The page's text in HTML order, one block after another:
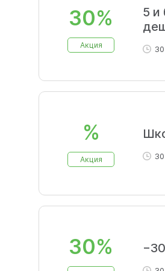
30%
Акция
5 и
%
Акция
30%